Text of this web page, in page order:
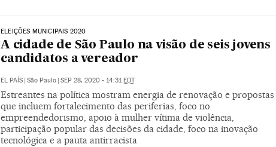
ELEIÇÕES MUNICIPAIS 2020
A cidade de São Paulo na visão de seis jovens
candidatos a vereador
EL PAÍS São Paulo SEP 28, 2020 - 14:31 EDT
Estreantes na política mostram energia de renovação e propostas
que incluem fortalecimento das periferias, foco no
empreendedorismo, apoio à mulher vítima de violência,
participação popular das decisões da cidade, foco na inovação
tecnológica e a pauta antirracista